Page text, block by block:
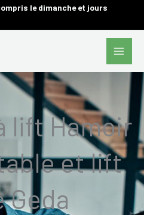
le dimanche et jours
Main
lift Hamoir
et lift